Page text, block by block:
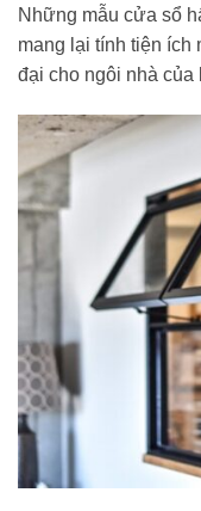
Những mẫu cửa sổ
mang lại tính tiện ích
đại cho ngôi nhà của